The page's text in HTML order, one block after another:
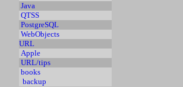
Java
QTSS
PostgreSQL
WebObjects
URL
Apple
URL/tips
books
backup